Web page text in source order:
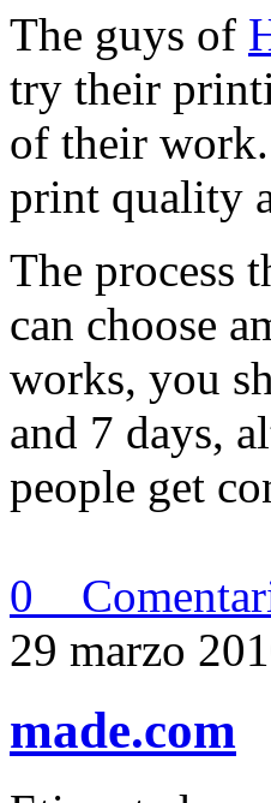
The guys of
try their
of their
print quality
The process
can choose
works, you
and 7 days,
people get
0
29 marzo
made.com